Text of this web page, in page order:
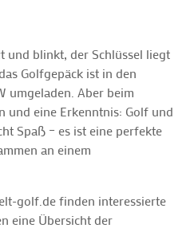
und blinkt, der Schlüssel liegt
Golfgepäck ist in den
umgeladen. Aber beim
und eine Erkenntnis: Golf und
Spaß – es ist eine perfekte
an einem
golf.de finden interessierte
eine Übersicht der